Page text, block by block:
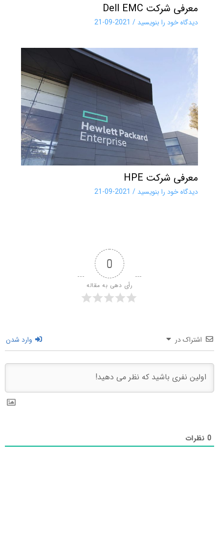
معرفی شرکت Dell EMC
دیدگاه‌ خود را بنویسید /
2021-09-21
معرفی شرکت HPE
دیدگاه‌ خود را بنویسید /
2021-09-21
0
رأی دهی به مقاله
اشتراک در وارد شدن
0نظرات